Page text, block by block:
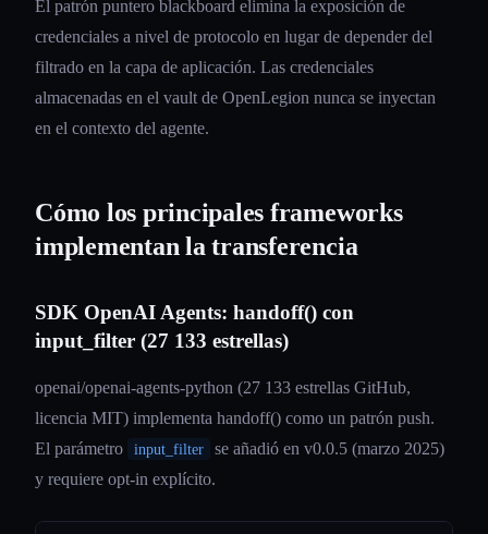
El patrón puntero blackboard elimina la exposición de
credenciales a nivel de protocolo en lugar de depender del
filtrado en la capa de aplicación. Las credenciales
almacenadas en el vault de OpenLegion nunca se inyectan
en el contexto del agente.
Cómo los principales frameworks
implementan la transferencia
SDK OpenAI Agents: handoff() con
input_filter (27 133 estrellas)
openai/openai-agents-python (27 133 estrellas GitHub,
licencia MIT) implementa handoff() como un patrón push.
El parámetro
input_filter
se añadió en v0.0.5 (marzo 2025)
y requiere opt-in explícito.